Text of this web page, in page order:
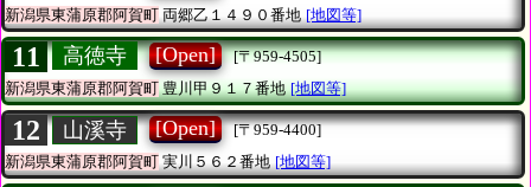
新潟県東蒲原郡阿賀町 両郷乙１４９０番地 [地図等]
11 高徳寺 [Open]
[〒959-4505]
新潟県東蒲原郡阿賀町豊川甲９１７番地 [地図等]
12 山溪寺 [Open]
[〒959-4400]
新潟県東蒲原郡阿賀町実川５６２番地 [地図等]